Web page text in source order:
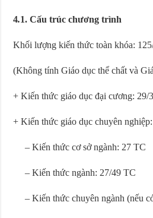
4.1. Cấu trúc chương trình
Khối lượng kiến thức toàn khóa:
(Không tính Giáo dục thể chất và
+ Kiến thức giáo dục đại cương: 29/
+ Kiến thức giáo dục chuyên
– Kiến thức cơ sở ngành: 27 TC
– Kiến thức ngành: 27/49 TC
– Kiến thức chuyên ngành (nếu